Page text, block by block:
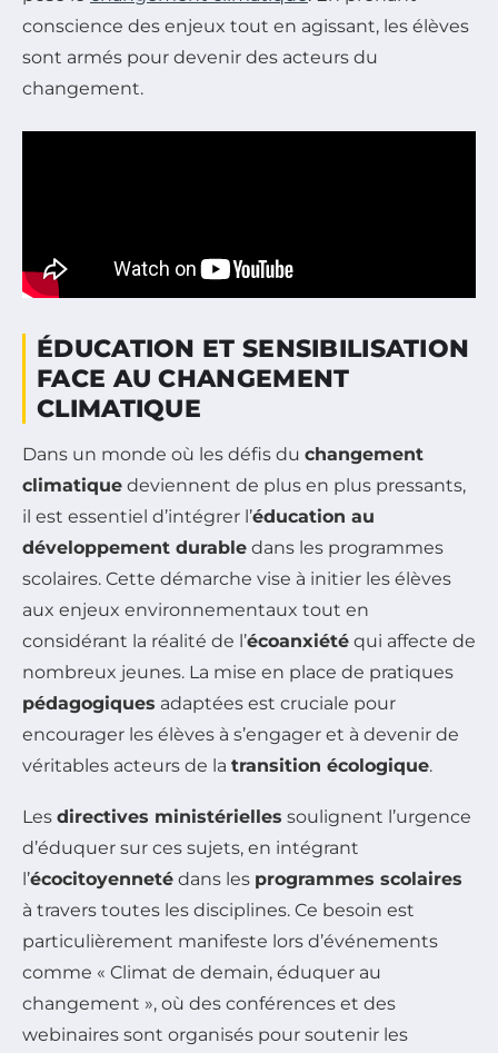
conscience des enjeux tout en agissant, les élèves
sont armés pour devenir des acteurs du
changement.
ÉDUCATION ET SENSIBILISATION
FACE AU CHANGEMENT
CLIMATIQUE
Dans un monde où les défis du changement
climatique deviennent de plus en plus pressants,
il est essentiel d’intégrer l’éducation au
développement durable dans les programmes
scolaires. Cette démarche vise à initier les élèves
aux enjeux environnementaux tout en
considérant la réalité de l’écoanxiété qui affecte de
nombreux jeunes. La mise en place de pratiques
pédagogiques adaptées est cruciale pour
encourager les élèves à s’engager et à devenir de
véritables acteurs de la transition écologique.
Les directives ministérielles soulignent l’urgence
d’éduquer sur ces sujets, en intégrant
l’écocitoyenneté dans les programmes scolaires
à travers toutes les disciplines. Ce besoin est
particulièrement manifeste lors d’événements
comme « Climat de demain, éduquer au
changement », où des conférences et des
webinaires sont organisés pour soutenir les